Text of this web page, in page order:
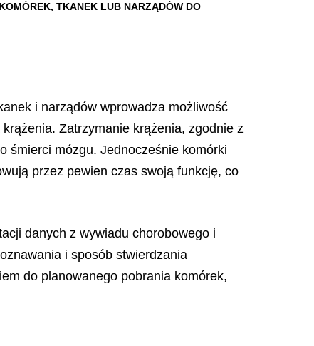
TKANEK LUB NARZĄDÓW DO
i narządów wprowadza możliwość
Zatrzymanie krążenia, zgodnie z
śmierci mózgu. Jednocześnie komórki
przez pewien czas swoją funkcję, co
danych z wywiadu chorobowego i
i sposób stwierdzania
do planowanego pobrania komórek,